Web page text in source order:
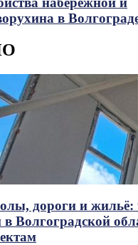
в
дороги и жильё:
в Волгоградской